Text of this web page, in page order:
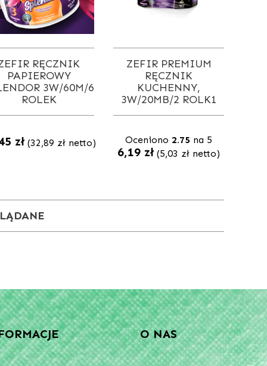
RĘCZNIK
PAPIEROWY
3W/60M/6
ROLEK
zł (32,89 zł netto)
ZEFIR PREMIUM
RĘCZNIK
KUCHENNY,
3W/20MB/2 ROLK1
Oceniono 2.75 na 5
6,19 zł (5,03 zł netto)
O NAS